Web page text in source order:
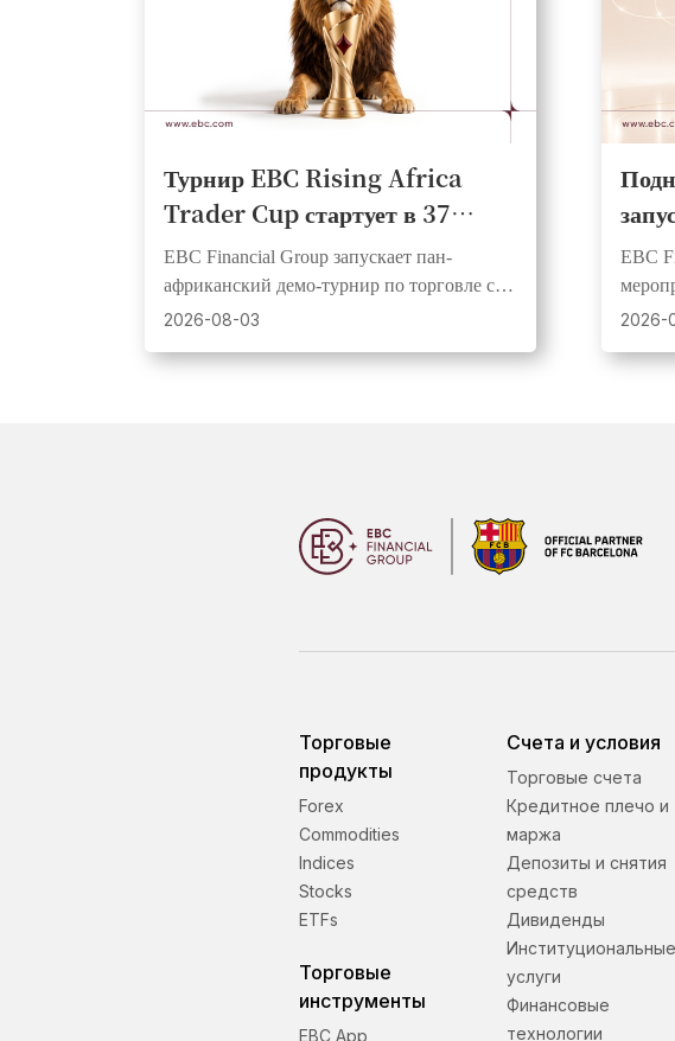
Турнир EBC Rising Africa
Trader Cup стартует в 37
странах Африки, предоставляя
трейдерам равный старт и шанс
на денежные призы
EBC Financial Group запускает пан-
африканский демо-турнир по торговле с
призовым фондом USD1,000, 20
2026-08-03
EBC
Азии
2026-
Торговые
продукты
Forex
Commodities
Indices
Stocks
ETFs
Торговые
инструменты
EBC App
Счета и условия
Торговые счета
Кредитное плечо и
маржа
Депозиты и снятия
средств
Дивиденды
Институциональные
услуги
Финансовые
технологии